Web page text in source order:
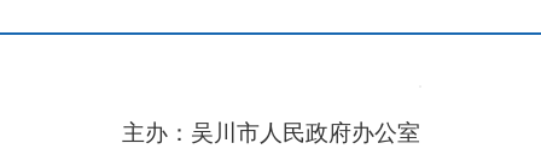
主办：吴川市人民政府办公室